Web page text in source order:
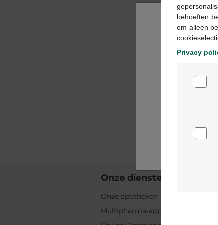
Onze diensten
Onze apotheken
Multipharma-app
behoeften
om alleen
Privacy